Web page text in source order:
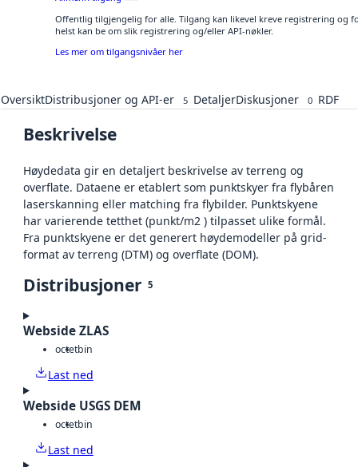
Offentlig tilgjengelig for alle. Tilgang kan likevel kreve registrering og
helst kan be om slik registrering og/eller API-nøkler.
Les mer om tilgangsnivåer her
OversiktDistribusjoner og API-er 5 DetaljerDiskusjoner 0 RDF
Beskrivelse
Høydedata gir en detaljert beskrivelse av terreng og
overflate. Dataene er etablert som punktskyer fra flybåren
laserskanning eller matching fra flybilder. Punktskyene
har varierende tetthet (punkt/m2 ) tilpasset ulike formål.
Fra punktskyene er det generert høydemodeller på grid-
format av terreng (DTM) og overflate (DOM).
Distribusjoner 5
Webside ZLAS
octetbin
Last ned
Webside USGS DEM
octetbin
Last ned